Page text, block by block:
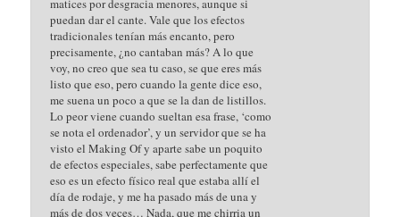
matices por desgracia menores, aunque si
puedan dar el cante. Vale que los efectos
tradicionales tenían más encanto, pero
precisamente, ¿no cantaban más? A lo que
voy, no creo que sea tu caso, se que eres más
listo que eso, pero cuando la gente dice eso,
me suena un poco a que se la dan de listillos.
Lo peor viene cuando sueltan esa frase, ‘como
se nota el ordenador’, y un servidor que se ha
visto el Making Of y aparte sabe un poquito
de efectos especiales, sabe perfectamente que
eso es un efecto físico real que estaba allí el
día de rodaje, y me ha pasado más de una y
más de dos veces… Nada, que me chirria un